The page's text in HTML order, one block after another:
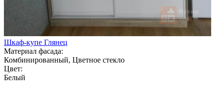
Шкаф-купе Глянец
Материал фасада:
Комбинированный, Цветное стекло
Цвет:
Белый